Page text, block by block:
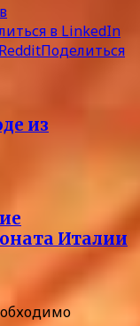
в LinkedIn
Поделиться
из
Италии